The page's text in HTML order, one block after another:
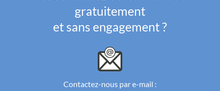
gratuitement
et sans engagement ?
Contactez-nous par e-mail :